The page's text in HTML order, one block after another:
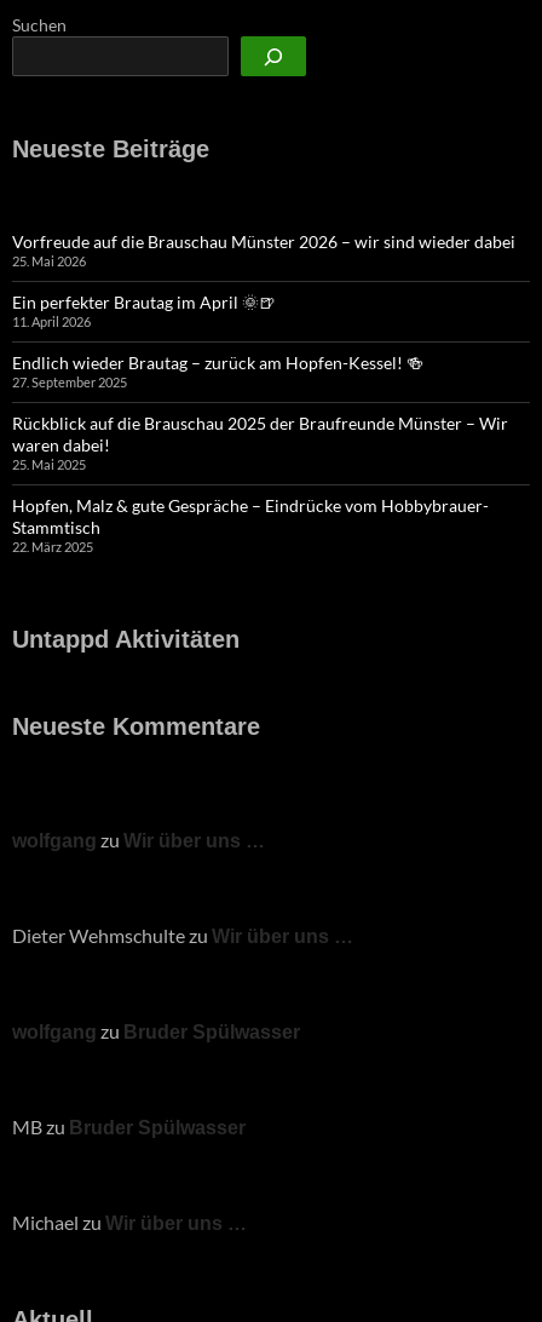
Suchen
Neueste Beiträge
Vorfreude auf die Brauschau Münster 2026 – wir sind wieder dabei
25. Mai 2026
Ein perfekter Brautag im April 🌞🍺
11. April 2026
Endlich wieder Brautag – zurück am Hopfen-Kessel! 🍻
27. September 2025
Rückblick auf die Brauschau 2025 der Braufreunde Münster – Wir
waren dabei!
25. Mai 2025
Hopfen, Malz & gute Gespräche – Eindrücke vom Hobbybrauer-
Stammtisch
22. März 2025
Untappd Aktivitäten
Neueste Kommentare
wolfgang zu Wir über uns …
Dieter Wehmschultezu Wir über uns …
wolfgang zu Bruder Spülwasser
MBzu Bruder Spülwasser
Michael zu Wir über uns …